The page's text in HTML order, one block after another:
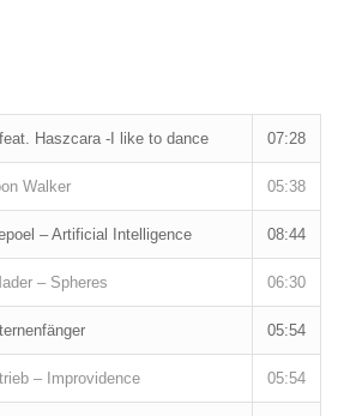
Haszcara -I like to dance 07:28
Walker 05:38
– Artificial Intelligence 08:44
– Spheres 06:30
05:54
– Improvidence 05:54